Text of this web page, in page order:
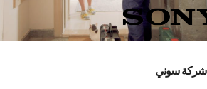
شركة سوني